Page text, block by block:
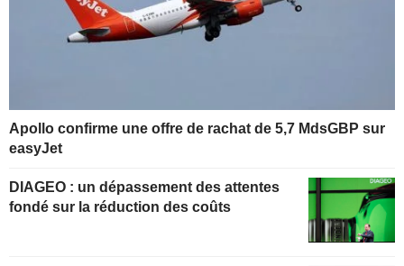
Apollo confirme une offre de rachat de 5,7 MdsGBP sur
easyJet
DIAGEO : un dépassement des attentes
fondé sur la réduction des coûts